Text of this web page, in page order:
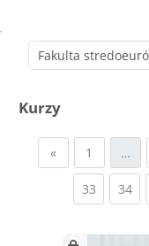
Kurzy
« 1 …
33Strana 33
34